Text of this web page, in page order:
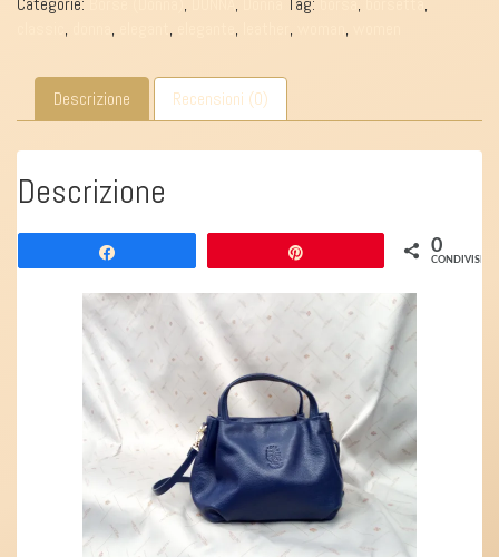
, , , , , ,
Descrizione Recensioni (0)
Descrizione
0